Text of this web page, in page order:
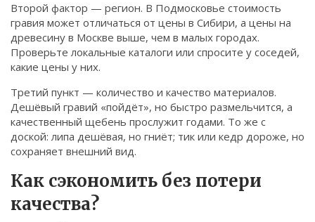
Второй фактор — регион. В Подмосковье стоимость
гравия может отличаться от цены в Сибири, а цены на
древесину в Москве выше, чем в малых городах.
Проверьте локальные каталоги или спросите у соседей,
какие цены у них.
Третий пункт — количество и качество материалов.
Дешёвый гравий «пойдёт», но быстро размельчится, а
качественный щебень прослужит годами. То же с
доской: липа дешёвая, но гниёт; тик или кедр дороже, но
сохраняет внешний вид.
Как сэкономить без потери
качества?